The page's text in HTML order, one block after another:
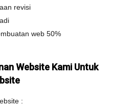
revisi
web 50%
Website Kami Untuk
: